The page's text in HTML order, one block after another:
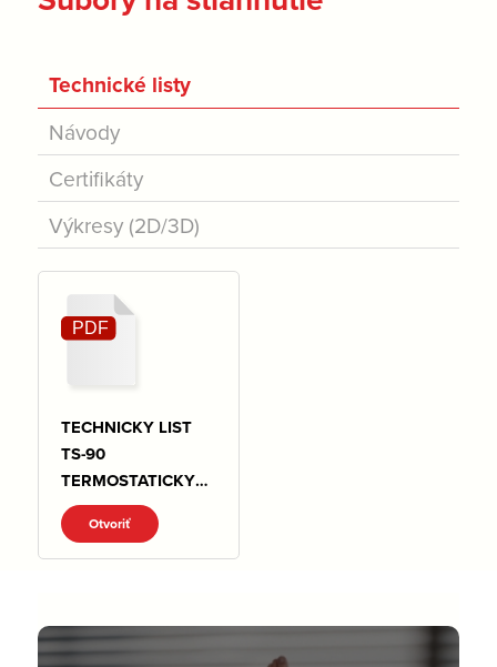
Technické listy
Návody
Certifikáty
Výkresy (2D/3D)
TECHNICKY LIST
TS-90
TERMOSTATICKY
VENTIL .pdf
Otvoriť